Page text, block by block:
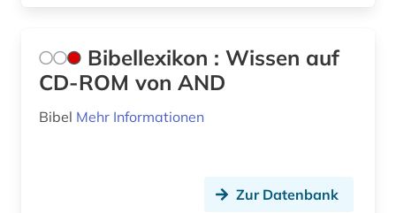
Bibellexikon : Wissen auf
CD-ROM von AND
Bibel Mehr Informationen
Zur Datenbank